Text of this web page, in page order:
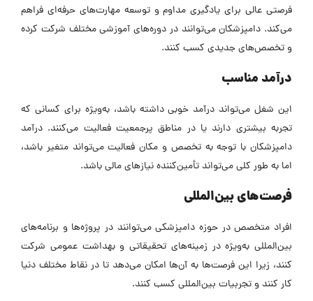
فرصتی عالی برای یادگیری مداوم و توسعه مهارت‌های حرفه‌ای فراهم
می‌کند. دامپزشکان می‌توانند در دوره‌های آموزشی مختلف شرکت کرده
و تخصص‌های جدیدی کسب کنند.
درآمد مناسب
این شغل می‌تواند درآمد خوبی داشته باشد، به‌ویژه برای کسانی که
تجربه بیشتری دارند یا در مناطق پرجمعیت فعالیت می‌کنند. درآمد
دامپزشکان با توجه به تخصص و مکان فعالیت می‌تواند متغیر باشد،
اما به طور کلی می‌تواند تأمین‌کننده نیازهای مالی باشد.
فرصت‌های بین‌المللی
افراد متخصص در حوزه دامپزشکی می‌توانند در پروژه‌ها و برنامه‌های
بین‌المللی به‌ویژه در زمینه‌های تحقیقاتی و بهداشت عمومی شرکت
کنند، زیرا این فرصت‌ها به آن‌ها امکان می‌دهد تا در نقاط مختلف دنیا
کار کنند و تجربیات بین‌المللی کسب کنند.